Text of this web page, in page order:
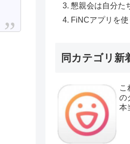
懇親会は自分た
FiNCアプリを使
同カテゴリ新
こ
の
本